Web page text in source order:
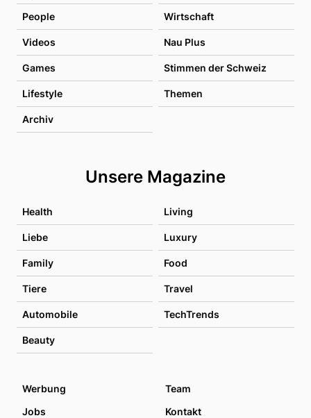
People Wirtschaft
Videos Nau Plus
Games Stimmen der Schweiz
Lifestyle Themen
Archiv
Unsere Magazine
Health Living
Liebe Luxury
Family Food
Tiere Travel
Automobile TechTrends
Beauty
Werbung
Team
Jobs
Kontakt